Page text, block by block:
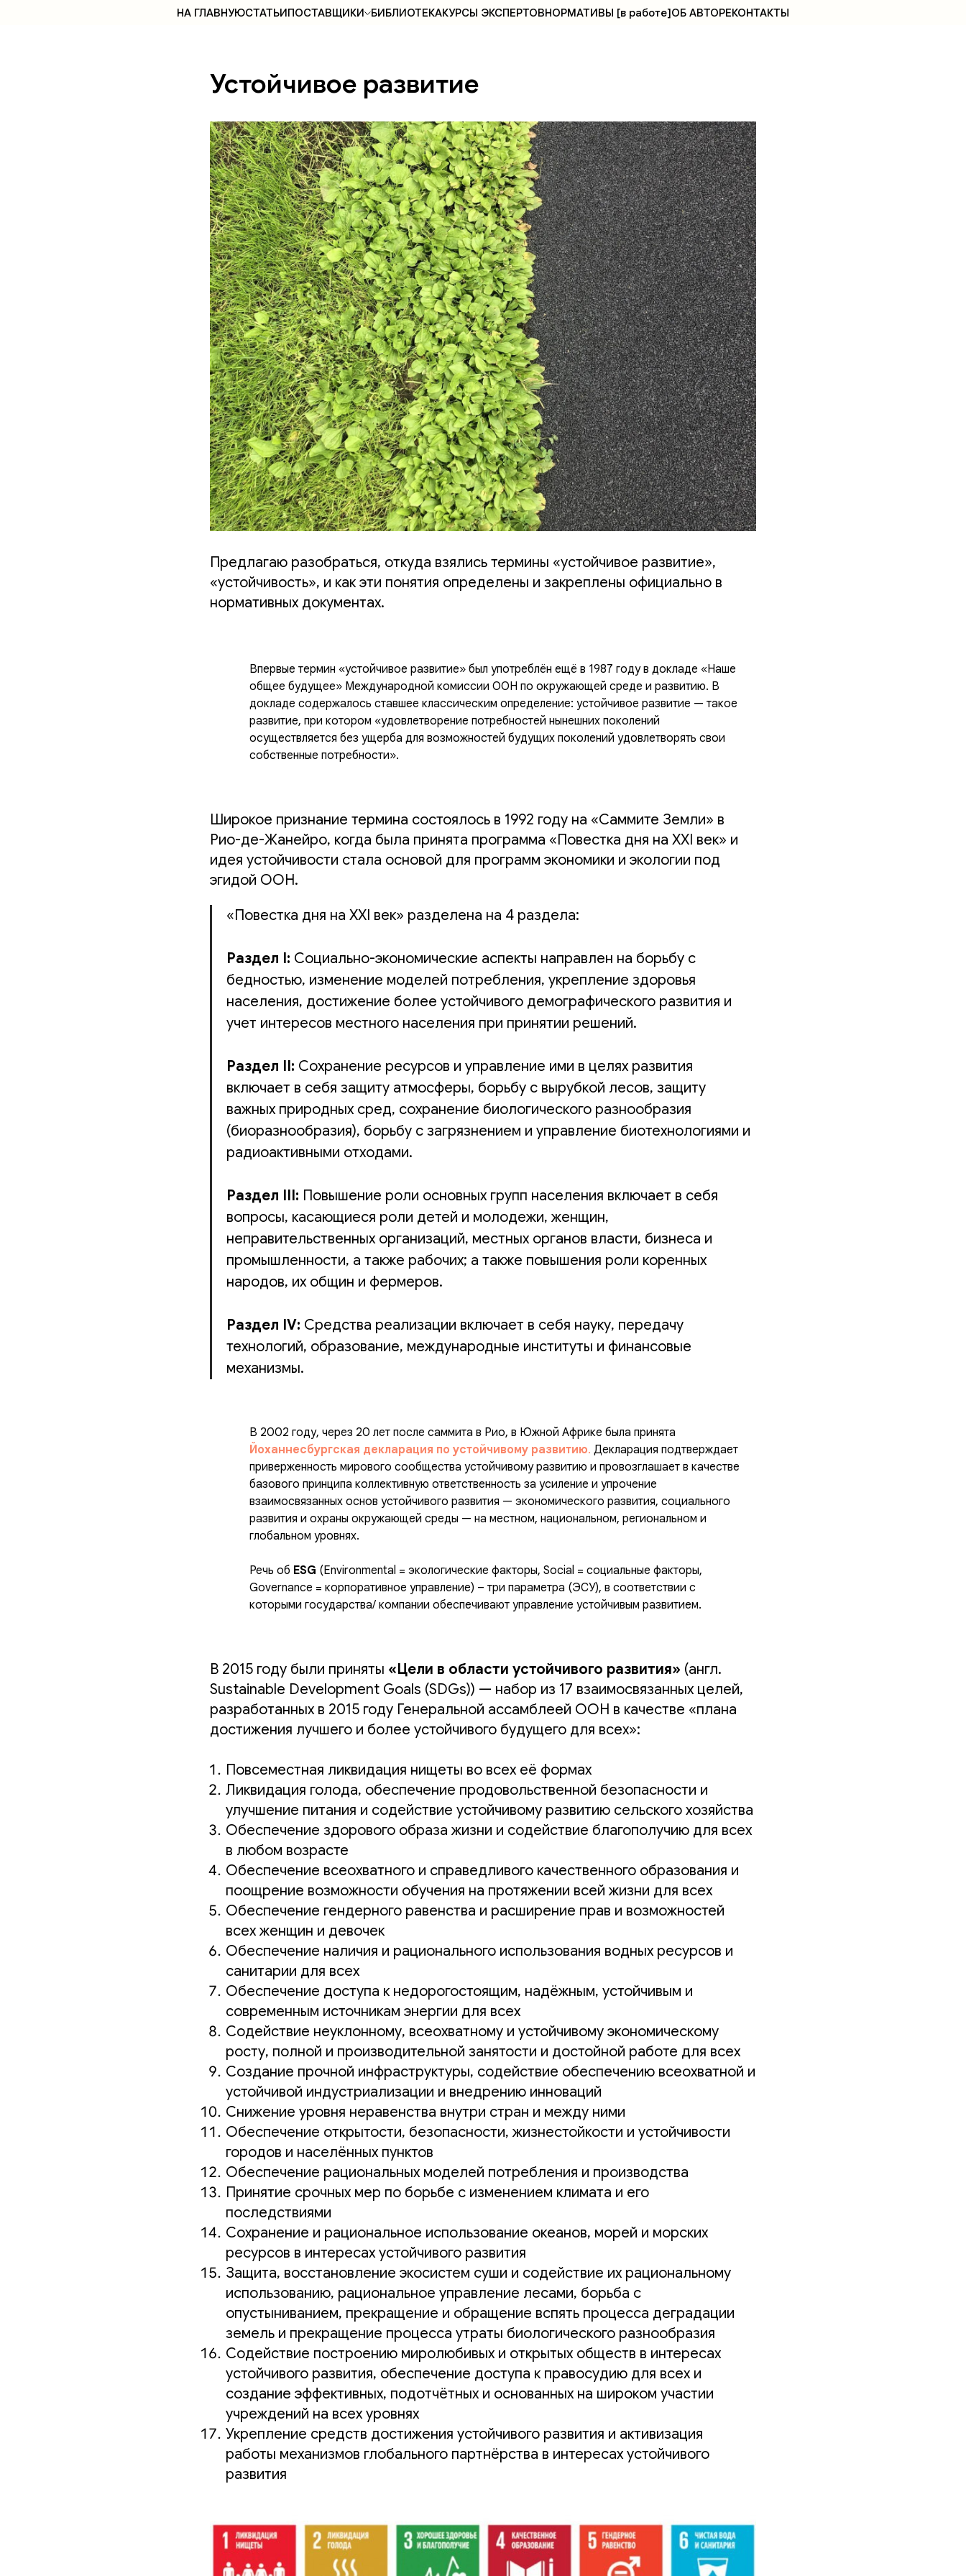
НА ГЛАВНУЮСТАТЬИПОСТАВЩИКИ БИБЛИОТЕКАКУРСЫ ЭКСПЕРТОВНОРМАТИВЫ [в работе]ОБ АВТОРЕКОНТАКТЫ
Устойчивое развитие
Предлагаю разобраться, откуда взялись термины «устойчивое развитие»,
«устойчивость», и как эти понятия определены и закреплены официально в
нормативных документах.
Впервые термин «устойчивое развитие» был употреблён ещё в 1987 году в докладе «Наше
общее будущее» Международной комиссии ООН по окружающей среде и развитию. В
докладе содержалось ставшее классическим определение: устойчивое развитие — такое
развитие, при котором «удовлетворение потребностей нынешних поколений
осуществляется без ущерба для возможностей будущих поколений удовлетворять свои
собственные потребности».
Широкое признание термина состоялось в 1992 году на «Саммите Земли» в
Рио-де-Жанейро, когда была принята программа «Повестка дня на XXI век» и
идея устойчивости стала основой для программ экономики и экологии под
эгидой ООН.
«Повестка дня на XXI век» разделена на 4 раздела:
Раздел I: Социально-экономические аспекты направлен на борьбу с
бедностью, изменение моделей потребления, укрепление здоровья
населения, достижение более устойчивого демографического развития и
учет интересов местного населения при принятии решений.
Раздел II: Сохранение ресурсов и управление ими в целях развития
включает в себя защиту атмосферы, борьбу с вырубкой лесов, защиту
важных природных сред, сохранение биологического разнообразия
(биоразнообразия), борьбу с загрязнением и управление биотехнологиями и
радиоактивными отходами.
Раздел III: Повышение роли основных групп населения включает в себя
вопросы, касающиеся роли детей и молодежи, женщин,
неправительственных организаций, местных органов власти, бизнеса и
промышленности, а также рабочих; а также повышения роли коренных
народов, их общин и фермеров.
Раздел IV: Средства реализации включает в себя науку, передачу
технологий, образование, международные институты и финансовые
механизмы.
В 2002 году, через 20 лет после саммита в Рио, в Южной Африке была принята
Йоханнесбургская декларация по устойчивому развитию. Декларация подтверждает
приверженность мирового сообщества устойчивому развитию и провозглашает в качестве
базового принципа коллективную ответственность за усиление и упрочение
взаимосвязанных основ устойчивого развития — экономического развития, социального
развития и охраны окружающей среды — на местном, национальном, региональном и
глобальном уровнях.
Речь об ESG (Environmental = экологические факторы, Social = социальные факторы,
Governance = корпоративное управление) – три параметра (ЭСУ), в соответствии с
которыми государства/ компании обеспечивают управление устойчивым развитием.
В 2015 году были приняты «Цели в области устойчивого развития» (англ.
Sustainable Development Goals (SDGs)) — набор из 17 взаимосвязанных целей,
разработанных в 2015 году Генеральной ассамблеей ООН в качестве «плана
достижения лучшего и более устойчивого будущего для всех»:
Повсеместная ликвидация нищеты во всех её формах
Ликвидация голода, обеспечение продовольственной безопасности и
улучшение питания и содействие устойчивому развитию сельского хозяйства
Обеспечение здорового образа жизни и содействие благополучию для всех
в любом возрасте
Обеспечение всеохватного и справедливого качественного образования и
поощрение возможности обучения на протяжении всей жизни для всех
Обеспечение гендерного равенства и расширение прав и возможностей
всех женщин и девочек
Обеспечение наличия и рационального использования водных ресурсов и
санитарии для всех
Обеспечение доступа к недорогостоящим, надёжным, устойчивым и
современным источникам энергии для всех
Содействие неуклонному, всеохватному и устойчивому экономическому
росту, полной и производительной занятости и достойной работе для всех
Создание прочной инфраструктуры, содействие обеспечению всеохватной и
устойчивой индустриализации и внедрению инноваций
Снижение уровня неравенства внутри стран и между ними
Обеспечение открытости, безопасности, жизнестойкости и устойчивости
городов и населённых пунктов
Обеспечение рациональных моделей потребления и производства
Принятие срочных мер по борьбе с изменением климата и его
последствиями
Сохранение и рациональное использование океанов, морей и морских
ресурсов в интересах устойчивого развития
Защита, восстановление экосистем суши и содействие их рациональному
использованию, рациональное управление лесами, борьба с
опустыниванием, прекращение и обращение вспять процесса деградации
земель и прекращение процесса утраты биологического разнообразия
Содействие построению миролюбивых и открытых обществ в интересах
устойчивого развития, обеспечение доступа к правосудию для всех и
создание эффективных, подотчётных и основанных на широком участии
учреждений на всех уровнях
Укрепление средств достижения устойчивого развития и активизация
работы механизмов глобального партнёрства в интересах устойчивого
развития